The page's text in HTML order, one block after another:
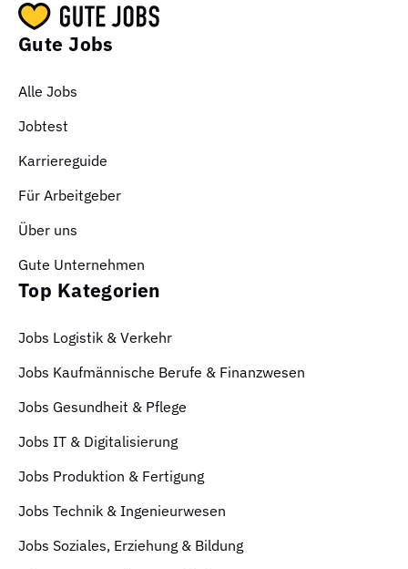
Gute Jobs
Alle Jobs
Jobtest
Karriereguide
Für Arbeitgeber
Über uns
Gute Unternehmen
Top Kategorien
Jobs Logistik & Verkehr
Jobs Kaufmännische Berufe & Finanzwesen
Jobs Gesundheit & Pflege
Jobs IT & Digitalisierung
Jobs Produktion & Fertigung
Jobs Technik & Ingenieurwesen
Jobs Soziales, Erziehung & Bildung